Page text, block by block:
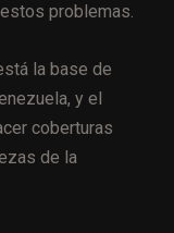
problemas.
la base de
y el
coberturas
de la